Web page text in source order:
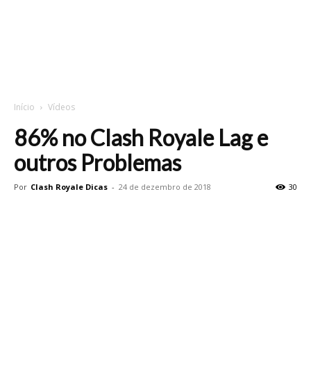
Início Vídeos
86% no Clash Royale Lag e
outros Problemas
Por Clash Royale Dicas - 24 de dezembro de 2018 30